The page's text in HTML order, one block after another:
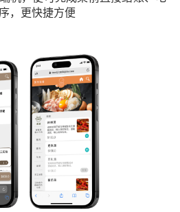
，更快捷方便